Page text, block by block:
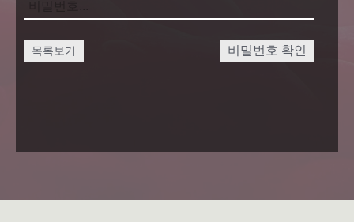
목록보기 비밀번호 확인